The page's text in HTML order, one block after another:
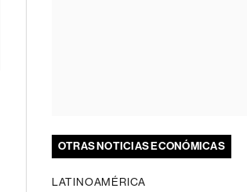
OTRAS NOTICIAS ECONÓMICAS
LATINOAMÉRICA